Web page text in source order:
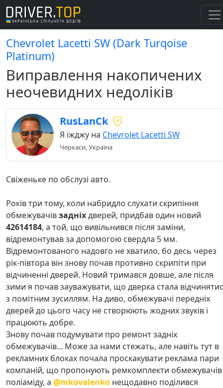
Chevrolet Lacetti SW (Dark Turqoise
Platinum)
Виправлення накопичених
неочевидних недоліків
RusLanCk
Я їжджу на Chevrolet Lacetti SW
Черкаси, Україна
Свіженьке по обслузі авто.
Років три тому, коли набридло слухати скрипіння
обмежувачівзадніхдверей, придбав один новий
42614184, а той, що вивільнився після заміни,
відремонтував за допомогою свердла 5 мм.
Відремонтованого надовго не хватило, бо десь через
рік-півтора він знову почав противно скрипіти при
відчиненні дверей. Новий тримався довше, але після
зими я почав зауважувати, що дверка стала
з помітним зусиллям. На диво, обмежувачі передніх
дверей до цього часу не створюють жодних звуків і
працюють добре.
Знову почав подумувати про ремонт задніх
обмежувачів... Може за нами стежать, але навіть тут в
рекламних блоках почала проскакувати реклама пари
компаній, що пропонують ремкомплекти обмежувачів
поліаміду, а @mkovalenko нещодавно поділився